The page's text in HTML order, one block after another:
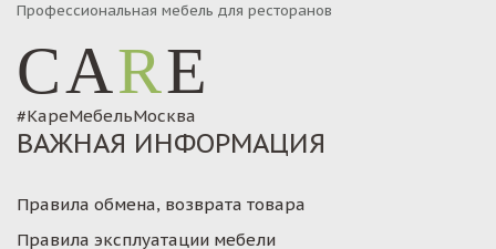
Профессиональная мебель для ресторанов
CARE
#КареМебельМосква
ВАЖНАЯ ИНФОРМАЦИЯ
Правила обмена, возврата товара
Правила эксплуатации мебели